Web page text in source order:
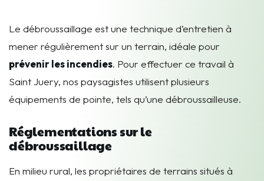
Le débroussaillage est une technique d’entretien à
mener régulièrement sur un terrain, idéale pour
prévenir les incendies. Pour effectuer ce travail à
Saint Juery, nos paysagistes utilisent plusieurs
équipements de pointe, tels qu’une débroussailleuse.
Réglementations sur le
débroussaillage
En milieu rural, les propriétaires de terrains situés à